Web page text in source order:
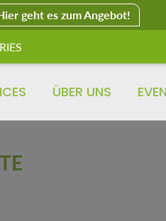
geht es zum Angebot!
ÜBER UNS